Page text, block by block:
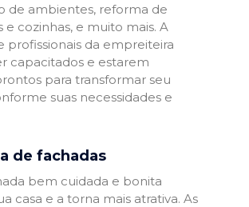
de ambientes, reforma de
e cozinhas, e muito mais. A
profissionais da empreiteira
capacitados e estarem
para transformar seu
suas necessidades e
de fachadas
bem cuidada e bonita
casa e a torna mais atrativa. As